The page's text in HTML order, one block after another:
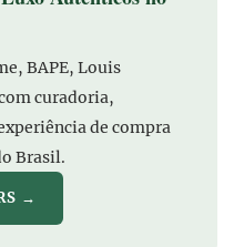
BAPE, Louis
curadoria,
de compra
Brasil.
→